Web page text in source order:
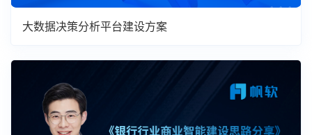
大数据决策分析平台建设方案